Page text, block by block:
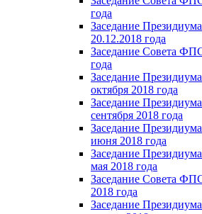
года
Заседание
20.12.2018 года
Заседание Совета
года
Заседание
октября 2018 года
Заседание
сентября 2018 года
Заседание
июня 2018 года
Заседание
мая 2018 года
Заседание Совета
2018 года
Заседание